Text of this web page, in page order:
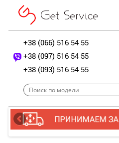
+38 (066) 516 54 55
+38 (097) 516 54 55
+38 (093) 516 54 55